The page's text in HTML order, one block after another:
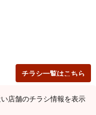
チラシ一覧はこちら
店舗のチラシ情報を表示